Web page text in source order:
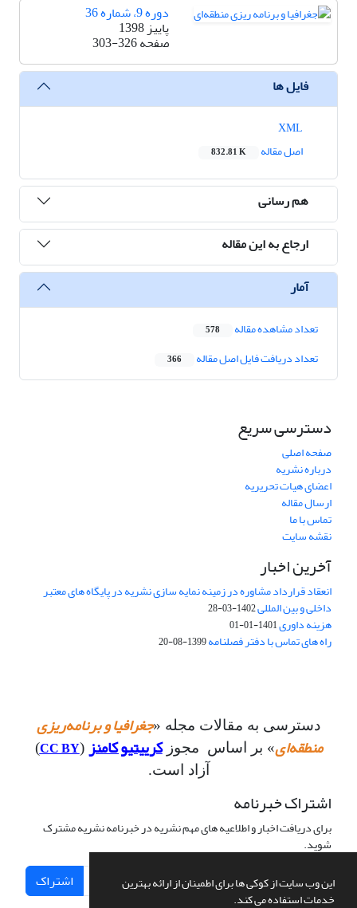
این وب سایت از کوکی ها برای اطمینان از ارائه بهترین
خدمات استفاده می کند.
دوره 9، شماره 36
پاییز 1398
صفحه303-326
فایل ها
اصل مقاله
832.81 K
هم رسانی
ارجاع به این مقاله
آمار
تعداد مشاهده مقاله 578
تعداد دریافت فایل اصل مقاله 366
دسترسی سریع
صفحه اصلی
درباره نشریه
اعضای هیات تحریریه
ارسال مقاله
تماس با ما
نقشه سایت
آخرین اخبار
انعقاد قرارداد مشاوره در زمینه نمایه سازی نشریه در پایگاه های معتبر
داخلی و بین المللی1402-03-28
هزینه داوری1401-01-01
راه های تماس با دفتر فصلنامه1399-08-20
دسترسی به مقالات مجله «جغرافیا و برنامه‌ریزی
منطقه‌ای» بر اساس مجوزکرییتیو کامنز (
CC BY
)
آزاد است.
اشتراک خبرنامه
برای دریافت اخبار و اطلاعیه های مهم نشریه در خبرنامه نشریه مشترک
شوید.
اشتراک